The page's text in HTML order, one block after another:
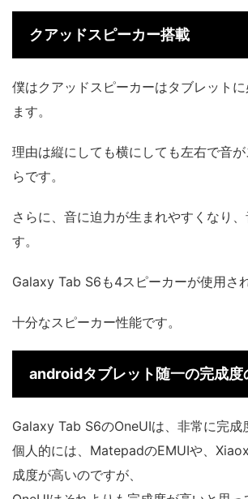
クアッドスピーカー搭載
僕はクアッドスピーカーはタブレット
ます。
理由は縦にしても横にしても左右で音
らです。
さらに、音に迫力が生まれやすくなり
す。
Galaxy Tab S6も4スピーカーが使用さ
十分なスピーカー性能です。
androidタブレット随一の完成度
Galaxy Tab S6のOneUIは、非常に完成
個人的には、MatepadのEMUIや、
成度が高いのですが、